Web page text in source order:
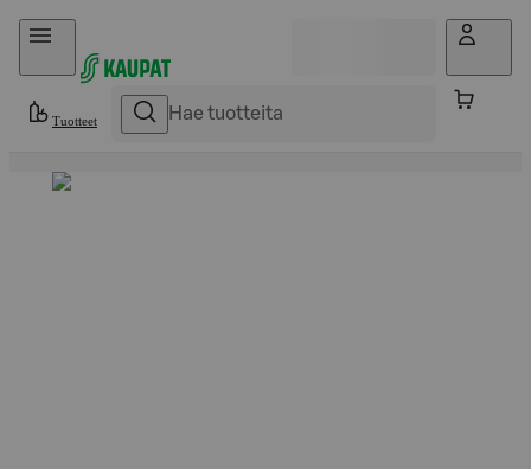
Hyppää sisältöön
Tuotteet